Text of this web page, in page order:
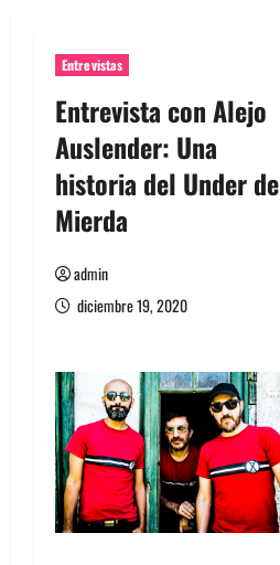
Entrevistas
Entrevista con Alejo
Auslender: Una
historia del Under de
Mierda
admin
diciembre 19, 2020